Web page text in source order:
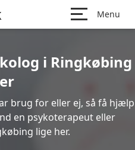
Menu
i Ringkøbing
brug for eller ej, så få hjælp
en psykoterapeut eller
lige her.